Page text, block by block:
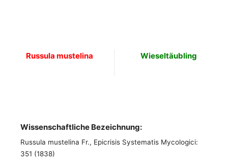
Russula mustelina Wieseltäubling
Wissenschaftliche Bezeichnung:
Russula mustelina Fr., Epicrisis Systematis Mycologici:
351 (1838)